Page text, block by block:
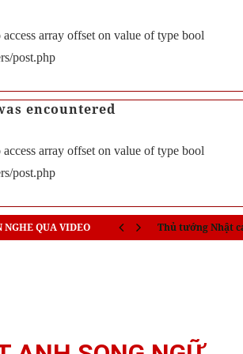
array offset on value of type bool
post.php
encountered
array offset on value of type bool
post.php
NGHE QUA VIDEO India train